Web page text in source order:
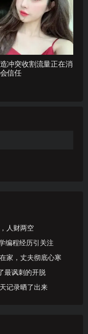
冲突收割流量正在消
信任
人财两空
编程经历引关注
家，丈夫彻底心寒
最讽刺的开脱
记录晒了出来